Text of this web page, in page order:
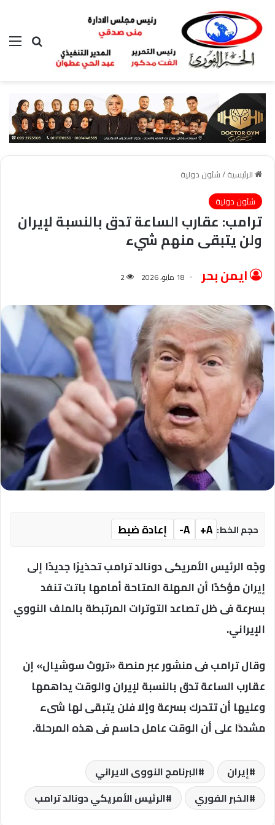
بحث عن
الرئيسية/شئون دولية
شئون دولية
ترامب: عقارب الساعة تدق بالنسبة لإيران
ولن يتبقى منهم شيء
ايمن بحر 18 مايو، 2026 2
حجم الخط: A+
A-
إعادة ضبط
وجّه الرئيس الأمريكى دونالد ترامب تحذيرًا جديدًا إلى
إيران مؤكدًا أن المهلة المتاحة أمامها باتت تنفد
بسرعة فى ظل تصاعد التوترات المرتبطة بالملف النووي
الإيراني.
وقال ترامب فى منشور عبر منصة «تروث سوشيال» إن
عقارب الساعة تدق بالنسبة لإيران والوقت يداهمها
وعليها أن تتحرك بسرعة وإلا فلن يتبقى لها شىء
مشددًا على أن الوقت عامل حاسم فى هذه المرحلة.
إيران
البرنامج النووى الايراني
الخبر الفوري
الرئيس الأمريكي دونالد ترامب